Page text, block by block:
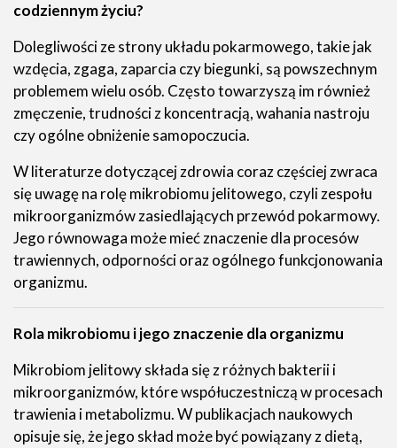
codziennym życiu?
Dolegliwości ze strony układu pokarmowego, takie jak
wzdęcia, zgaga, zaparcia czy biegunki, są powszechnym
problemem wielu osób. Często towarzyszą im również
zmęczenie, trudności z koncentracją, wahania nastroju
czy ogólne obniżenie samopoczucia.
W literaturze dotyczącej zdrowia coraz częściej zwraca
się uwagę na rolę mikrobiomu jelitowego, czyli zespołu
mikroorganizmów zasiedlających przewód pokarmowy.
Jego równowaga może mieć znaczenie dla procesów
trawiennych, odporności oraz ogólnego funkcjonowania
organizmu.
Rola mikrobiomu i jego znaczenie dla organizmu
Mikrobiom jelitowy składa się z różnych bakterii i
mikroorganizmów, które współuczestniczą w procesach
trawienia i metabolizmu. W publikacjach naukowych
opisuje się, że jego skład może być powiązany z dietą,